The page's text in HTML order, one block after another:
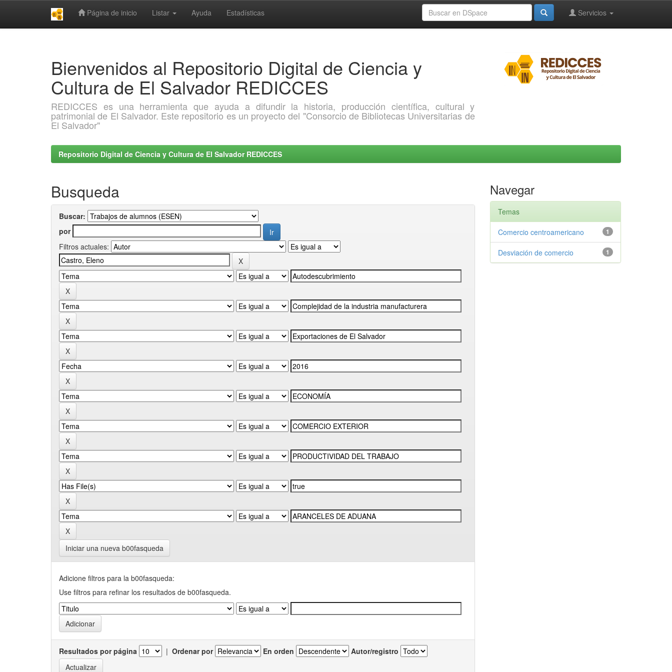
Página de inicio Listar Ayuda Estadísticas Servicios
Bienvenidos al Repositorio Digital de Ciencia y
Cultura de El Salvador REDICCES
REDICCES es una herramienta que ayuda a difundir la historia, producción científica, cultural y
patrimonial de El Salvador. Este repositorio es un proyecto del "Consorcio de Bibliotecas Universitarias de
El Salvador"
Repositorio Digital de Ciencia y Cultura de El Salvador REDICCES
Busqueda
Buscar:
por
Filtros actuales:
Iniciar una nueva b00fasqueda
Adicione filtros para la b00fasqueda:
Use filtros para refinar los resultados de b00fasqueda.
Resultados por página | Ordenar por En orden Autor/registro
Navegar
Temas
1
Comercio centroamericano
1
Desviación de comercio